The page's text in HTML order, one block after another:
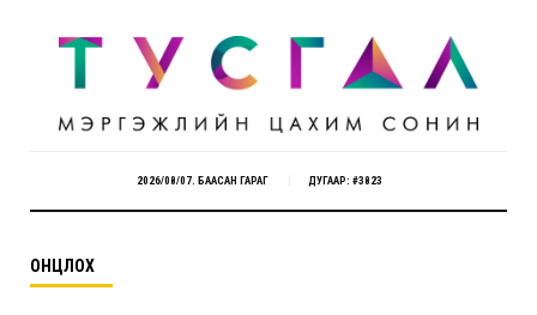
2026/08/07. БААСАН ГАРАГ ДУГААР: #3823
ОНЦЛОХ